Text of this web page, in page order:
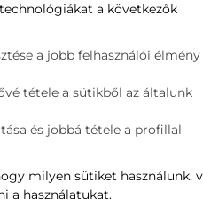
a következők
a jobb felhasználói élmény
tétele a sütikből az általunk
és jobbá tétele a profillal
milyen sütiket használunk,
a használatukat.